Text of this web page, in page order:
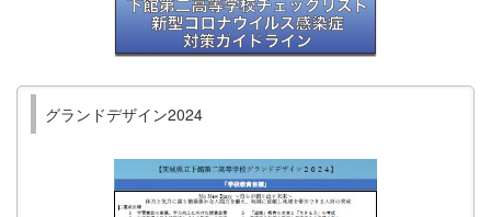
グランドデザイン2024